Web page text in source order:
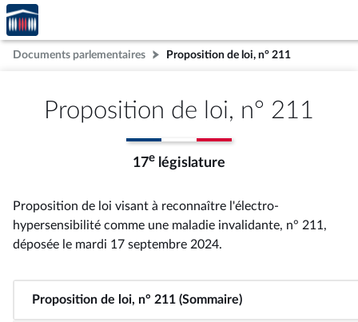
Aller au contenu
Aller en bas de la page
Accèder
à la
page
d'accueil
Documents parlementaires Proposition de loi, n° 211
Proposition de loi, n° 211
17e législature
Proposition de loi visant à reconnaître l'électro-
hypersensibilité comme une maladie invalidante, n° 211 ,
déposée le mardi 17 septembre 2024.
Proposition de loi, n° 211 (Sommaire)